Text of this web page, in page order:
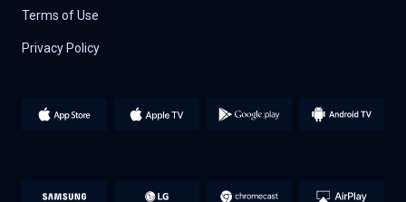
Terms of Use
Privacy Policy